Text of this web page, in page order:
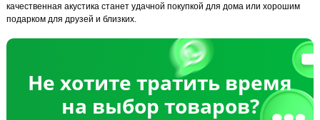
качественная акустика станет удачной покупкой для дома или хорошим
подарком для друзей и близких.
Не хотите тратить время
на выбор товаров?